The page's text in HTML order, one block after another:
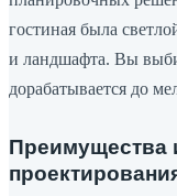
гостиная была
и ландшафта. Вы
дорабатывается до
Преимущества